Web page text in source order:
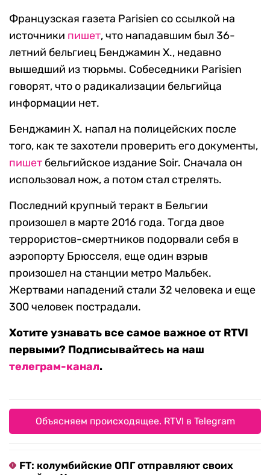
Французская газета Parisien со ссылкой на
источники пишет, что нападавшим был 36-
летний бельгиец Бенджамин Х., недавно
вышедший из тюрьмы. Собеседники Parisien
говорят, что о радикализации бельгийца
информации нет.
Бенджамин Х. напал на полицейских после
того, как те захотели проверить его документы,
пишет бельгийское издание Soir. Сначала он
использовал нож, а потом стал стрелять.
Последний крупный теракт в Бельгии
произошел в марте 2016 года. Тогда двое
террористов-смертников подорвали себя в
аэропорту Брюсселя, еще один взрыв
произошел на станции метро Мальбек.
Жертвами нападений стали 32 человека и еще
300 человек пострадали.
Хотите узнавать все самое важное от RTVI
первыми? Подписывайтесь на наш
телеграм-канал.
Объясняем происходящее. RTVI в Telegram
FT: колумбийские ОПГ отправляют своих